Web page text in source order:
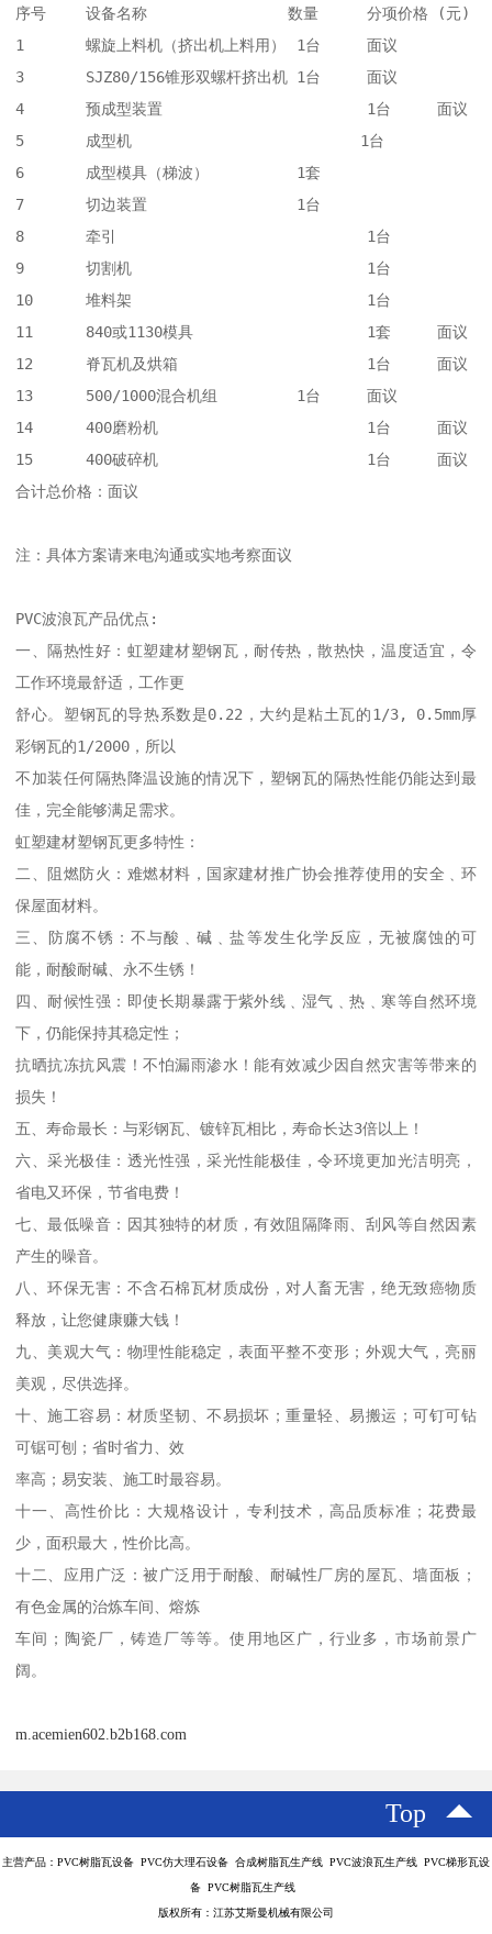
序号	设备名称	               数量	分项价格 (元)
1	螺旋上料机（挤出机上料用）	1台	面议
3	SJZ80/156锥形双螺杆挤出机	1台	面议
4	预成型装置	                1台	面议
5	成型机                          1台
6	成型模具（梯波）	        1套
7	切边装置	                1台
8	牵引	                        1台
9	切割机	                        1台
10	堆料架	                        1台
11	840或1130模具	                1套	面议
12	脊瓦机及烘箱	                1台	面议
13	500/1000混合机组	        1台	面议
14	400磨粉机	                1台	面议
15	400破碎机	                1台	面议
合计总价格：面议
注：具体方案请来电沟通或实地考察面议
PVC波浪瓦产品优点:
一、隔热性好：虹塑建材塑钢瓦，耐传热，散热快，温度适宜，令
工作环境最舒适，工作更
舒心。塑钢瓦的导热系数是0.22，大约是粘土瓦的1/3, 0.5mm厚
彩钢瓦的1/2000，所以
不加装任何隔热降温设施的情况下，塑钢瓦的隔热性能仍能达到最
佳，完全能够满足需求。
虹塑建材塑钢瓦更多特性：
二、阻燃防火：难燃材料，国家建材推广协会推荐使用的安全﹑环
保屋面材料。
三、防腐不锈：不与酸﹑碱﹑盐等发生化学反应，无被腐蚀的可
能，耐酸耐碱、永不生锈！
四、耐候性强：即使长期暴露于紫外线﹑湿气﹑热﹑寒等自然环境
下，仍能保持其稳定性；
抗晒抗冻抗风震！不怕漏雨渗水！能有效减少因自然灾害等带来的
损失！
五、寿命最长：与彩钢瓦、镀锌瓦相比，寿命长达3倍以上！
六、采光极佳：透光性强，采光性能极佳，令环境更加光洁明亮，
省电又环保，节省电费！
七、最低噪音：因其独特的材质，有效阻隔降雨、刮风等自然因素
产生的噪音。
八、环保无害：不含石棉瓦材质成份，对人畜无害，绝无致癌物质
释放，让您健康赚大钱！
九、美观大气：物理性能稳定，表面平整不变形；外观大气，亮丽
美观，尽供选择。
十、施工容易：材质坚韧、不易损坏；重量轻、易搬运；可钉可钻
可锯可刨；省时省力、效
率高；易安装、施工时最容易。
十一、高性价比：大规格设计，专利技术，高品质标准；花费最
少，面积最大，性价比高。
十二、应用广泛：被广泛用于耐酸、耐碱性厂房的屋瓦、墙面板；
有色金属的治炼车间、熔炼
车间；陶瓷厂，铸造厂等等。使用地区广，行业多，市场前景广
m.acemien602.b2b168.com
Top
主营产品：PVC树脂瓦设备 PVC仿大理石设备 合成树脂瓦生产线 PVC波浪瓦生产线 PVC梯形瓦设
备 PVC树脂瓦生产线
版权所有：江苏艾斯曼机械有限公司